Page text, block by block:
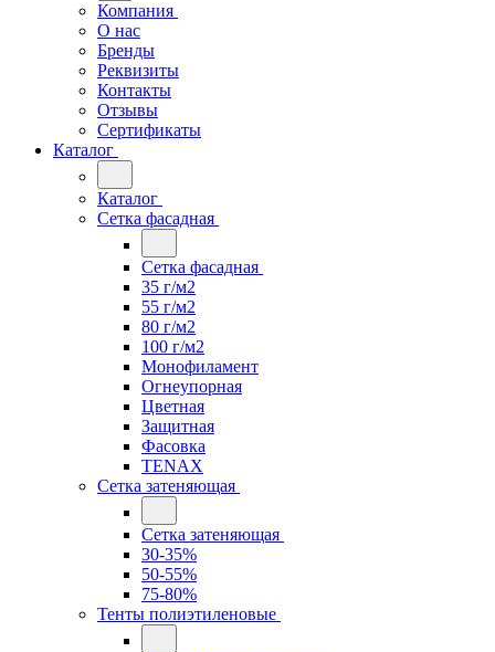
Компания
О нас
Бренды
Реквизиты
Контакты
Отзывы
Сертификаты
Каталог
Каталог
Сетка фасадная
Сетка фасадная
35 г/м2
55 г/м2
80 г/м2
100 г/м2
Монофиламент
Огнеупорная
Цветная
Защитная
Фасовка
TENAX
Сетка затеняющая
Сетка затеняющая
30-35%
50-55%
75-80%
Тенты полиэтиленовые